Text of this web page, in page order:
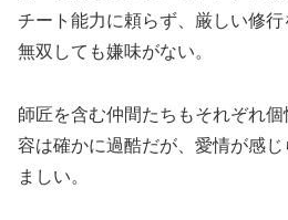
チート能力に頼らず、厳しい修行
無双しても嫌味がない。
師匠を含む仲間たちもそれぞれ
容は確かに過酷だが、愛情が感じ
ましい。